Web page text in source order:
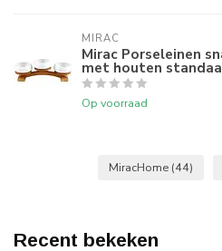
MIRAC
Mirac Porseleinen
met houten
Op voorraad
MiracHome (44)
Recent bekeken